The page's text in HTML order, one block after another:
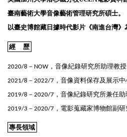
臺南藝術大學音像藝術管理研究所碩士。
以臺史博館藏日據時代影片《南進台灣》
經 歷
2020/8－NOW，音像紀錄研究所助理教授
2021/8－2022/7，音像資料保存及展示中
2019/8－2020/7，音像紀錄研究所兼任助
2019/3－2020/7，電影蒐藏家博物館副研
專長領域